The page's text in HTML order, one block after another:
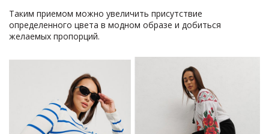
Таким приемом можно увеличить присутствие
определенного цвета в модном образе и добиться
желаемых пропорций.